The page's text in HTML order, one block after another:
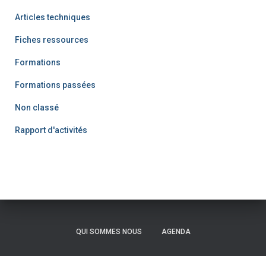
Articles techniques
Fiches ressources
Formations
Formations passées
Non classé
Rapport d'activités
QUI SOMMES NOUS AGENDA